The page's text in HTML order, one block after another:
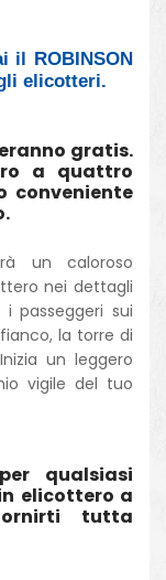
il ROBINSON
elicotteri.
gratis.
a quattro
conveniente
un caloroso
nei dettagli
passeggeri sui
la torre di
un leggero
vigile del tuo
qualsiasi
elicottero a
tutta